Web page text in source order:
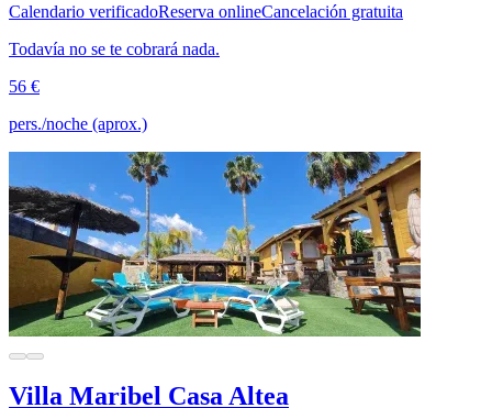
Calendario verificadoReserva onlineCancelación gratuita
Todavía no se te cobrará nada.
56 €
pers./noche (aprox.)
Villa Maribel Casa Altea